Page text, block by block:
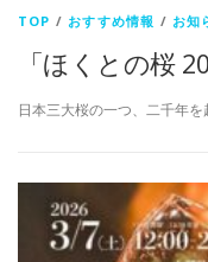
TOP / おすすめ情報 / お知
「ほくとの桜
日本三大桜の一つ、二千年